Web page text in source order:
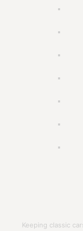
Keeping classic